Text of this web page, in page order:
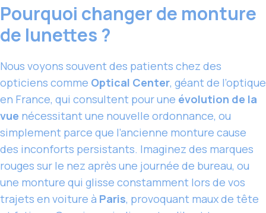
Pourquoi changer de monture
de lunettes ?
Nous voyons souvent des patients chez des
opticiens comme Optical Center, géant de l’optique
en France, qui consultent pour une évolution de la
vue nécessitant une nouvelle ordonnance, ou
simplement parce que l’ancienne monture cause
des inconforts persistants. Imaginez des marques
rouges sur le nez après une journée de bureau, ou
une monture qui glisse constamment lors de vos
trajets en voiture à Paris, provoquant maux de tête